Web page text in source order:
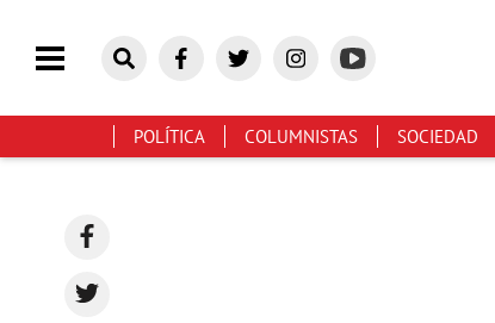
POLÍTICA COLUMNISTAS SOCIEDAD